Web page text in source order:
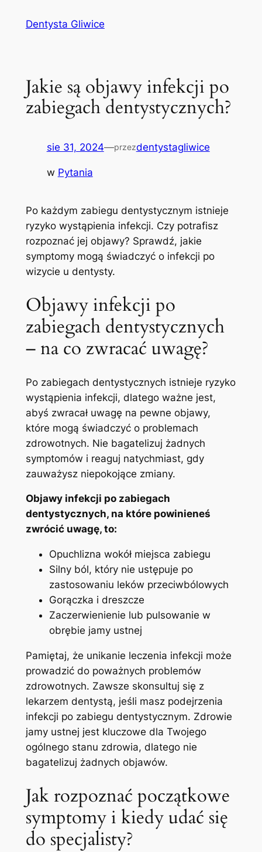
Dentysta Gliwice
Jakie są objawy infekcji po
zabiegach dentystycznych?
sie 31, 2024—przezdentystagliwice
w Pytania
Po każdym zabiegu dentystycznym istnieje
ryzyko wystąpienia infekcji. Czy⁢ potrafisz
‍rozpoznać jej objawy? Sprawdź,⁤ jakie
symptomy mogą świadczyć o ‌infekcji po
wizycie u dentysty.
Objawy⁣ infekcji po
zabiegach dentystycznych
– na co zwracać uwagę?
Po zabiegach dentystycznych istnieje ryzyko
wystąpienia infekcji, dlatego ważne jest,
abyś zwracał uwagę na pewne objawy,
które mogą świadczyć o problemach‍
zdrowotnych. Nie bagatelizuj żadnych
symptomów i reaguj natychmiast, gdy
zauważysz niepokojące zmiany.
Objawy infekcji po zabiegach
dentystycznych, na które powinieneś
zwrócić uwagę, to:
Opuchlizna wokół miejsca zabiegu
Silny ból, który nie ustępuje po
zastosowaniu leków przeciwbólowych
Gorączka i dreszcze
Zaczerwienienie lub pulsowanie w
obrębie jamy ustnej
Pamiętaj, że⁤ unikanie ⁢leczenia⁣ infekcji ⁣może
prowadzić do poważnych ‍problemów
zdrowotnych. Zawsze ⁣skonsultuj się z
lekarzem dentystą, jeśli masz podejrzenia
infekcji po zabiegu dentystycznym. Zdrowie
jamy ⁤ustnej jest kluczowe dla Twojego
ogólnego stanu zdrowia, dlatego nie
bagatelizuj żadnych objawów.
Jak rozpoznać początkowe
symptomy⁢ i kiedy udać się
do specjalisty?